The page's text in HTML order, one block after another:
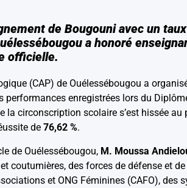
de Bougouni avec un
a honoré
officielle.
(CAP) de Ouélessébougou a
enregistrées lors du
circonscription scolaire s’est hissée au
de 76,62 %.
de Ouélessébougou, M. Moussa
coutumières, des forces de défense et
et ONG Féminines (CAFO), des